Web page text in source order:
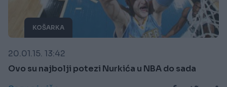
KOŠARKA
20.01.15. 13:42
Ovo su najbolji potezi Nurkića u NBA do sada